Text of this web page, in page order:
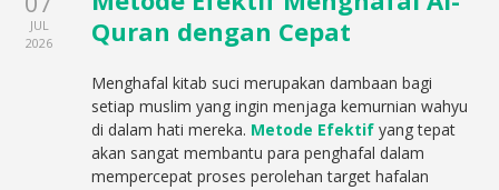
JUL
2026
Quran dengan Cepat
Menghafal kitab suci merupakan dambaan bagi
setiap muslim yang ingin menjaga kemurnian wahyu
di dalam hati mereka. Metode Efektif yang tepat
akan sangat membantu para penghafal dalam
mempercepat proses perolehan target hafalan